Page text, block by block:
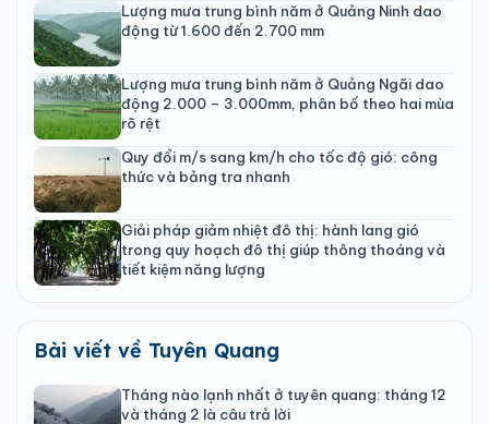
Lượng mưa trung bình năm ở Quảng Ninh dao
động từ 1.600 đến 2.700 mm
Lượng mưa trung bình năm ở Quảng Ngãi dao
động 2.000 – 3.000mm, phân bố theo hai mùa
rõ rệt
Quy đổi m/s sang km/h cho tốc độ gió: công
thức và bảng tra nhanh
Giải pháp giảm nhiệt đô thị: hành lang gió
trong quy hoạch đô thị giúp thông thoáng và
tiết kiệm năng lượng
Bài viết về Tuyên Quang
Tháng nào lạnh nhất ở tuyên quang: tháng 12
và tháng 2 là câu trả lời